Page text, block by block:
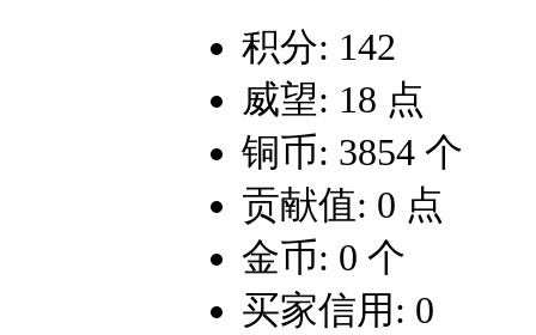
积分: 142
威望: 18 点
铜币: 3854 个
贡献值: 0 点
金币: 0 个
买家信用: 0